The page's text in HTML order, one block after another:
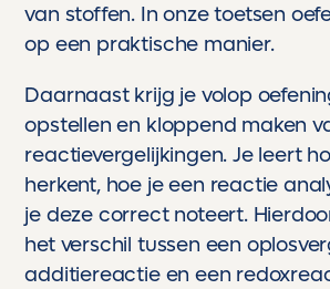
van stoffen. In onze toetsen
op een praktische manier.
Daarnaast krijg je volop
opstellen en kloppend maken
reactievergelijkingen. Je leert
herkent, hoe je een reactie
je deze correct noteert.
het verschil tussen een
additiereactie en een